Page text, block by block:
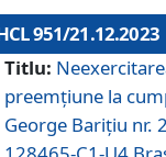
951/21.12.2023
Titlu:
preemțiune la
George Barițiu nr.